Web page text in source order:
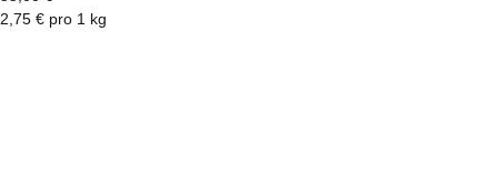
2,75 € pro 1 kg